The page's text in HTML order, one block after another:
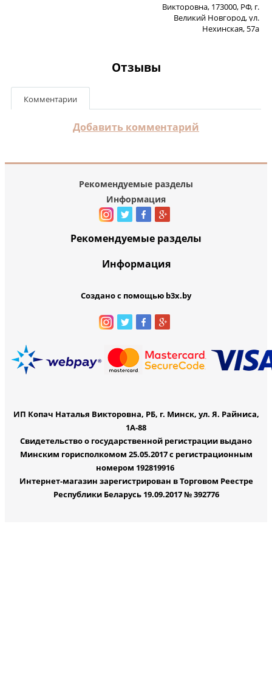
Викторовна, 173000, РФ, г.
Великий Новгород, ул.
Нехинская, 57а
Отзывы
Комментарии
Добавить комментарий
Рекомендуемые разделы
Информация
Рекомендуемые разделы
Информация
Создано с помощью b3x.by
ИП Копач Наталья Викторовна, РБ, г. Минск, ул. Я. Райниса,
1А-88
Свидетельство о государственной регистрации выдано
Минским горисполкомом 25.05.2017 с регистрационным
номером 192819916
Интернет-магазин зарегистрирован в Торговом Реестре
Республики Беларусь 19.09.2017 № 392776